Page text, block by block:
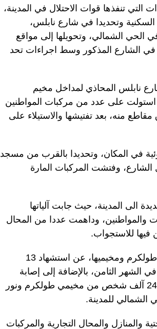
تنفذها قوات الاحتلال في المدينة،
السكنية وتحديدا في شارع نابلس،
الحي الشمالي، وتحويلها إلى مواقع
الشارع المذكور وسط اجراءات تحد
نابلس المحاذي لمداخل مخيم
استولت على عدد من مركبات المواطنين
مقاطع منه، بعد تفتيشها والاستيلاء على
في المكان، وتحديدا بالقرب من مسجد
وفتشت المركبات المارة
الى المدينة، حيث جابت آلياتها
والمواطنين، وداهمت عددا من المحال
فيها للاستجواب.
وأسفر عدوان الاحتلال المستمر على مدينة طولكرم ومخيميها، عن استشهاد 13
الشهر الثامن، بالإضافة إلى إصابة
واعتقال العشرات، ونزوح قسري لأكثر من 24 آلف شخص من مخيمي طولكرم ونور
للمدينة.
والمنازل والمحال التجارية والمركبات